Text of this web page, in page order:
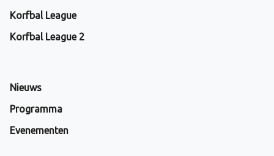
Korfbal League
Korfbal League 2
Nieuws
Programma
Evenementen